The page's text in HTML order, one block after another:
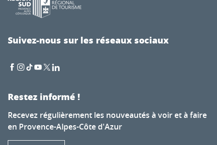
Suivez-nous sur les réseaux sociaux
Restez informé !
Recevez régulièrement les nouveautés à voir et à faire
en Provence-Alpes-Côte d'Azur